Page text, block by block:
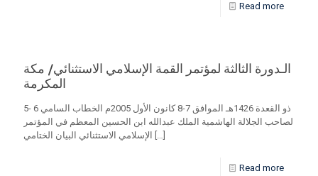
Read more
الـدورة الثالثة لمؤتمر القمة الإسلامي الاستثنائي/ مكة
المكرمة
5- 6 ذو القعدة 1426هـ الموافق 7-8 كانون الأول 2005م الخطاب السامي
لصاحب الجلالة الهاشمية الملك عبدالله ابن الحسين المعظم في المؤتمر
الإسلامي الاستثنائي البيان الختامي
[…]
Read more